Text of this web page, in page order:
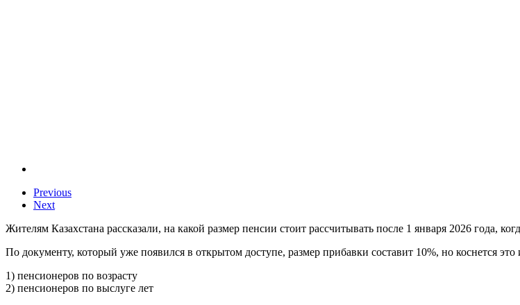
Previous
Next
Жителям Казахстана рассказали, на какой размер пенсии стоит рассчитывать после 1 января 2026 года,
По документу, который уже появился в открытом доступе, размер прибавки составит 10%, но коснется это
1) пенсионеров по возрасту
2) пенсионеров по выслуге лет